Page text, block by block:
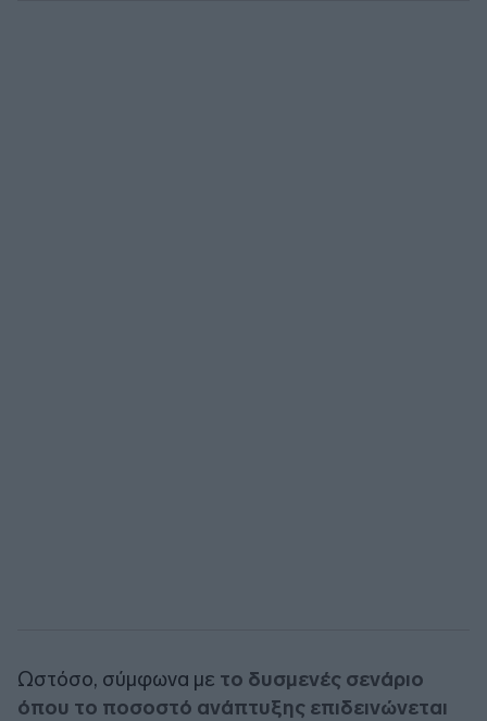
Ωστόσο, σύμφωνα με το δυσμενές σενάριο
όπου το ποσοστό ανάπτυξης επιδεινώνεται